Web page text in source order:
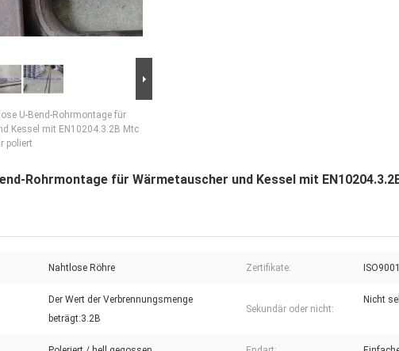
U-Bend-Rohrmontage für
Kessel mit EN10204.3.2B Mtc
poliert
Rohrmontage für Wärmetauscher und Kessel mit
Nahtlose Röhre Zertifikate:
Der Wert der Verbrennungsmenge
beträgt:3.2B
Sekundär oder nicht:
Nicht